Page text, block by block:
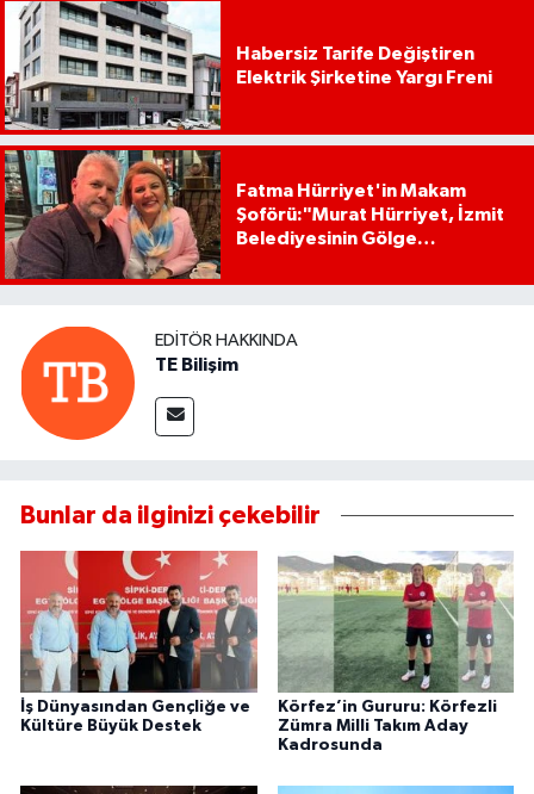
Habersiz Tarife Değiştiren
Elektrik Şirketine Yargı Freni
Fatma Hürriyet'in Makam
Şoförü:"Murat Hürriyet, İzmit
Belediyesinin Gölge
EDITÖR HAKKINDA
TE Bilişim
Bunlar da ilginizi çekebilir
İş Dünyasından Gençliğe ve
Kültüre Büyük Destek
Körfez’in Gururu: Körfezli
Zümra Milli Takım Aday
Kadrosunda